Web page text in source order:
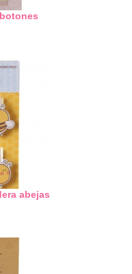
abejas